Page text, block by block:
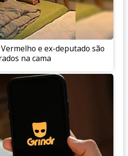
e ex-deputado são
na cama